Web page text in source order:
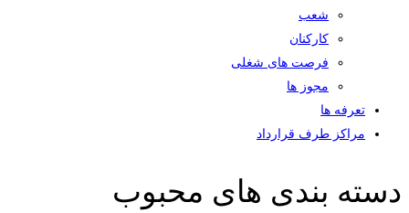
شعب
کارکنان
فرصت های شغلی
مجوز ها
تعرفه ها
مراکز طرف قرارداد
دسته بندی های محبوب